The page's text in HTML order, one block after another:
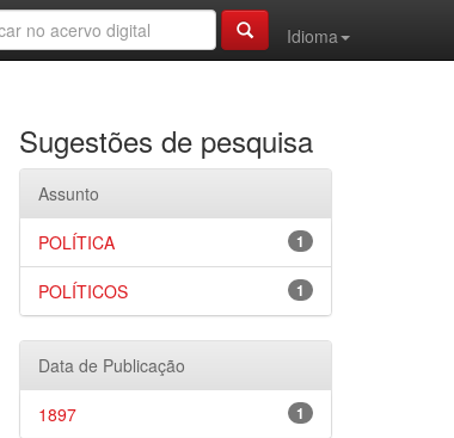
Idioma
Sugestões de pesquisa
Assunto
1
POLÍTICA
1
POLÍTICOS
Data de Publicação
1
1897